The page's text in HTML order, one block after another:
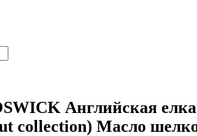
Английская
collection) Масло